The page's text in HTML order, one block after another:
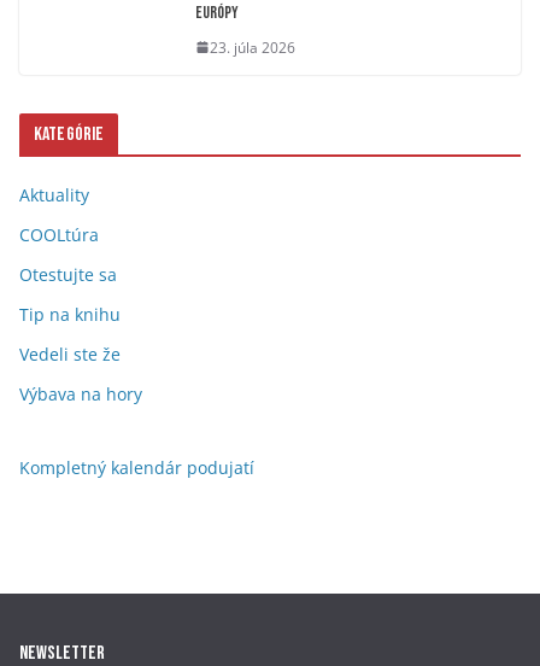
Európy
23. júla 2026
Kategórie
Aktuality
COOLtúra
Otestujte sa
Tip na knihu
Vedeli ste že
Výbava na hory
Kompletný kalendár podujatí
Newsletter